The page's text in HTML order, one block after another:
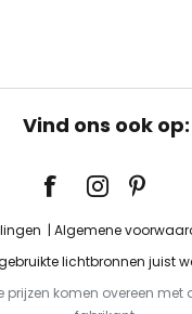
Vind ons ook op:
Algemene
lichtbronnen juist
prijzen komen overeen